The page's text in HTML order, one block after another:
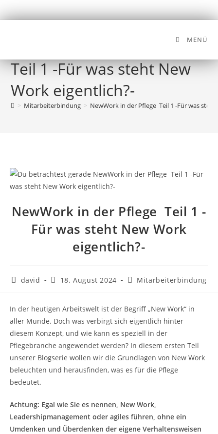
MENÜ
NewWork in der Pflege
Teil 1 -Für was steht New
Work eigentlich?-
> Mitarbeiterbindung > NewWork in der Pflege Teil 1 -Für was
NewWork in der Pflege Teil 1 -
Für was steht New Work
eigentlich?-
david 18. August 2024 Mitarbeiterbindung
In der heutigen Arbeitswelt ist der Begriff „New Work“ in
aller Munde. Doch was verbirgt sich eigentlich hinter
diesem Konzept, und wie kann es speziell in der
Pflegebranche angewendet werden? In diesem ersten Teil
unserer Blogserie wollen wir die Grundlagen von New Work
beleuchten und herausfinden, was es für die Pflege
bedeutet.
Achtung: Egal wie Sie es nennen, New Work,
Leadershipmanagement oder agiles führen, ohne ein
Umdenken und Überdenken der eigene Verhaltensweisen